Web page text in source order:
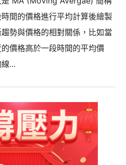
間的價格進行平均計算後繪製
勢與價格的相對關係，比如當
價格高於一段時間的平均價
...